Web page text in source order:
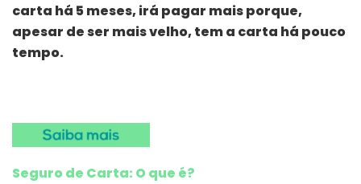
carta há 5 meses, irá pagar mais porque,
apesar de ser mais velho, tem a carta há pouco
tempo.
Seguro de Carta: O que é?